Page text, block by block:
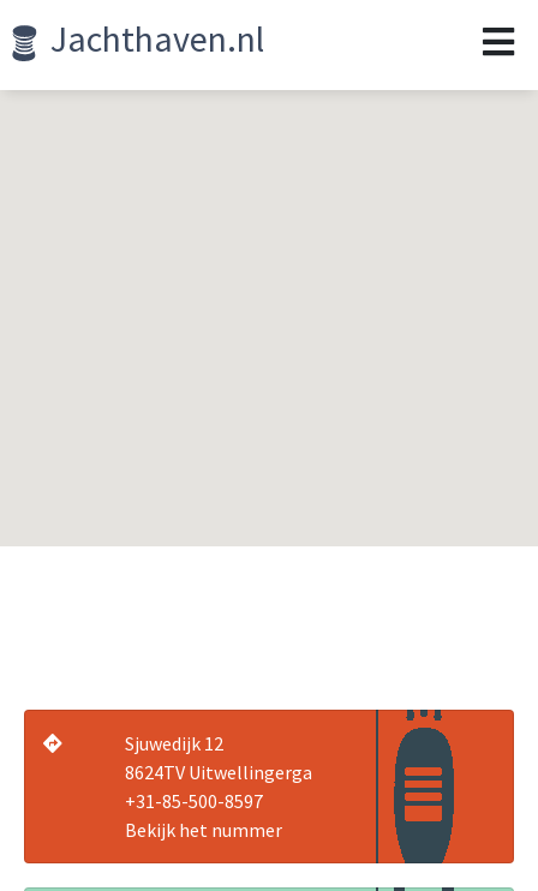
Jachthaven.nl
Sjuwedijk 12
8624TV Uitwellingerga
+31-85-500-8597
Bekijk het nummer